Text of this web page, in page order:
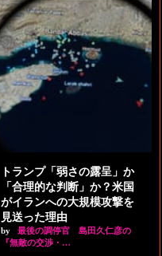
トランプ「弱さの露呈」か
「合理的な判断」か？米国
がイランへの大規模攻撃を
見送った理由
by
最後の調停官 島田久仁彦の
『無敵の交渉・…